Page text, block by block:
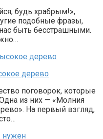
будь храбрым!»,
подобные фразы,
быть бесстрашными.
дерево
поговорок, которые
из них — «Молния
На первый взгляд,